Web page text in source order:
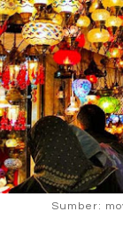
Sumber: